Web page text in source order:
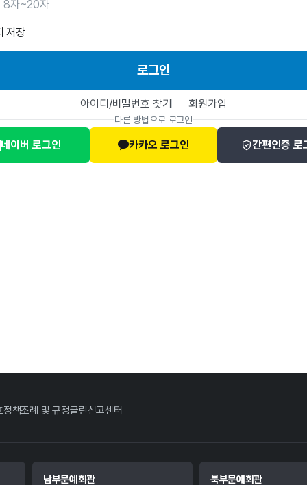
저장
로그인
아이디/비밀번호 찾기 회원가입
다른 방법으로 로그인
네이버 로그인 카카오 로그인 간편인증 로
정책조례 및 규정클린신고센터
남부문예회관 북부문예회관